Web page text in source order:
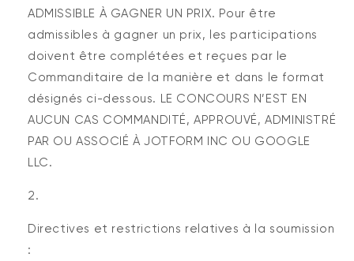
ADMISSIBLE À GAGNER UN PRIX. Pour être
admissibles à gagner un prix, les participations
doivent être complétées et reçues par le
Commanditaire de la manière et dans le format
désignés ci-dessous. LE CONCOURS N’EST EN
AUCUN CAS COMMANDITÉ, APPROUVÉ, ADMINISTRÉ
PAR OU ASSOCIÉ À JOTFORM INC OU GOOGLE
LLC.
Directives et restrictions relatives à la soumission
: